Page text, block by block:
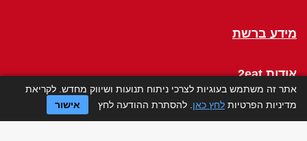
מידע ברשת
אודות 2eat
Click a Table
אתר זה משתמש בעוגיות לצרכי ניתוח תנועות ושיווק מחדש. לקריאת
מדיניות הפרטיות לחץ כאן . להסתרת ההודעה לחץ אישור